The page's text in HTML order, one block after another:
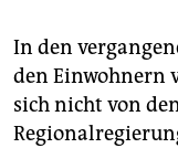
In den
den Einwohnern
sich nicht von